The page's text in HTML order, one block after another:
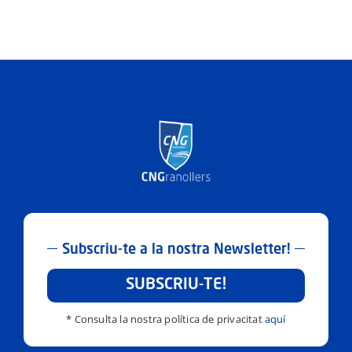
Subscriu-te a la nostra Newsletter!
SUBSCRIU-TE!
* Consulta la nostra política de privacitataquí